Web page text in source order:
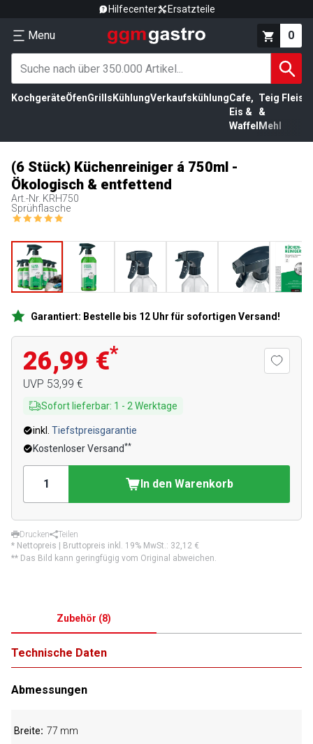
Hilfecenter Ersatzteile
Menu 0
KochgeräteÖfenGrills KühlungVerkaufskühlungCafe,
Eis &
Waffel
Teig
&
Mehl
(6 Stück) Küchenreiniger á 750ml -
Ökologisch & entfettend
Art.-Nr. KRH750
Sprühflasche
Garantiert: Bestelle bis 12 Uhr für sofortigen Versand!
26,99 €*
UVP 53,99 €
Sofort lieferbar: 1 - 2 Werktage
inkl. Tiefstpreisgarantie
Kostenloser Versand**
In den Warenkorb
Drucken
Teilen
* Nettopreis | Bruttopreis inkl. 19% MwSt.: 32,12 €
** Das Bild kann geringfügig vom Original abweichen.
Zubehör (8)
Technische Daten
Abmessungen
Breite 77 mm